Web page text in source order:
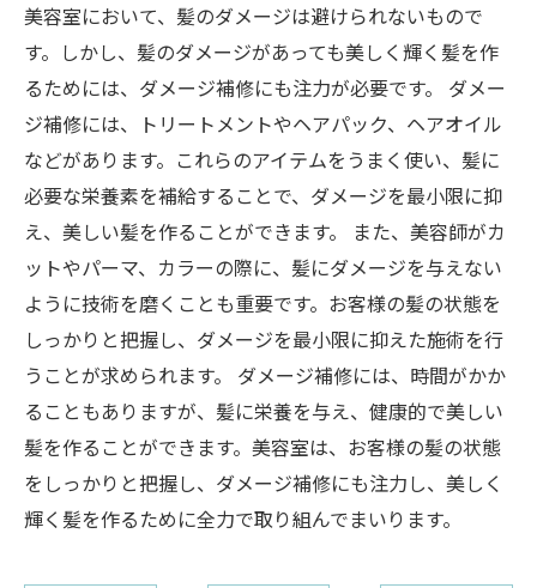
美容室において、髪のダメージは避けられないもので
す。しかし、髪のダメージがあっても美しく輝く髪を作
るためには、ダメージ補修にも注力が必要です。 ダメー
ジ補修には、トリートメントやヘアパック、ヘアオイル
などがあります。これらのアイテムをうまく使い、髪に
必要な栄養素を補給することで、ダメージを最小限に抑
え、美しい髪を作ることができます。 また、美容師がカ
ットやパーマ、カラーの際に、髪にダメージを与えない
ように技術を磨くことも重要です。お客様の髪の状態を
しっかりと把握し、ダメージを最小限に抑えた施術を行
うことが求められます。 ダメージ補修には、時間がかか
ることもありますが、髪に栄養を与え、健康的で美しい
髪を作ることができます。美容室は、お客様の髪の状態
をしっかりと把握し、ダメージ補修にも注力し、美しく
輝く髪を作るために全力で取り組んでまいります。